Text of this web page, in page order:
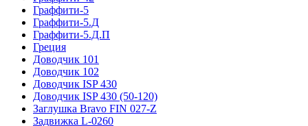
Граффити-5
Граффити-5.Д
Граффити-5.Д.П
Греция
Доводчик 101
Доводчик 102
Доводчик ISP 430
Доводчик ISP 430 (50-120)
Заглушка Bravo FIN 027-Z
Задвижка L-0260